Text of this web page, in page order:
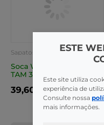
Sapatos Ortopédicos
Soca Wock Clog Cor 9
TAM 35/36
39,60€
ESTE
Este site utiliza
experiência de
Consulte nossa
mais informações.